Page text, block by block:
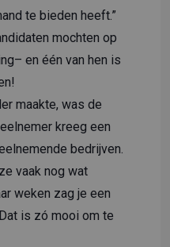
te bieden heeft.”
mochten op
en één van hen is
maakte, was de
kreeg een
bedrijven.
vaak nog wat
weken zag je een
is zó mooi om te